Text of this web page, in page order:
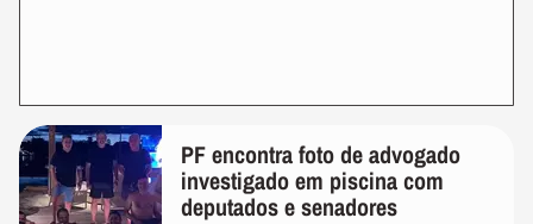
PF encontra foto de advogado
investigado em piscina com
deputados e senadores